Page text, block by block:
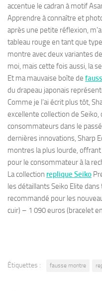
accentue le cadran à motif
Apprendre à connaître et
après une petite réflexion,
tableau rouge en tant que
montre avec deux variantes
moi, mais cette fois aussi, la
Et ma mauvaise boîte de
du drapeau japonais
Comme je l’ai écrit plus tôt,
excellente collection de
consommateurs dans le
dernières innovations, Sharp
montres la plus lourde,
pour le consommateur à la
La collection replique Seiko
les détaillants Seiko Elite
recommandé pour les
cuir) – 1 090 euros (bracelet
Étiquettes : fausse montre